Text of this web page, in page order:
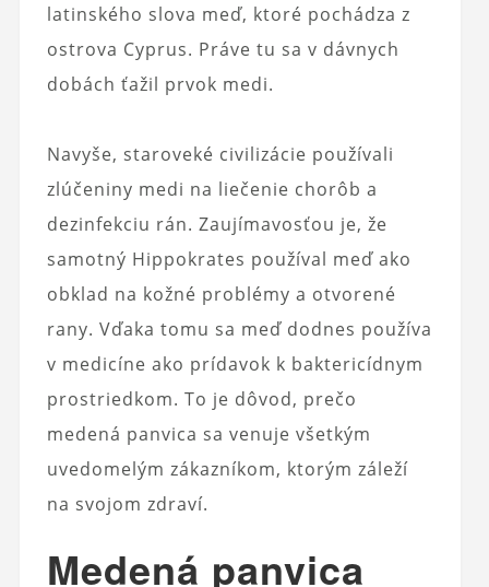
latinského slova meď, ktoré pochádza z
ostrova Cyprus. Práve tu sa v dávnych
dobách ťažil prvok medi.
Navyše, staroveké civilizácie používali
zlúčeniny medi na liečenie chorôb a
dezinfekciu rán. Zaujímavosťou je, že
samotný Hippokrates používal meď ako
obklad na kožné problémy a otvorené
rany. Vďaka tomu sa meď dodnes používa
v medicíne ako prídavok k baktericídnym
prostriedkom. To je dôvod, prečo
medená panvica sa venuje všetkým
uvedomelým zákazníkom, ktorým záleží
na svojom zdraví.
Medená panvica